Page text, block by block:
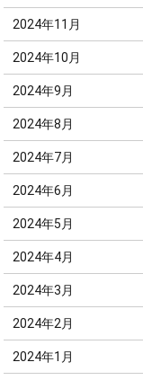
2024年11月
2024年10月
2024年9月
2024年8月
2024年7月
2024年6月
2024年5月
2024年4月
2024年3月
2024年2月
2024年1月